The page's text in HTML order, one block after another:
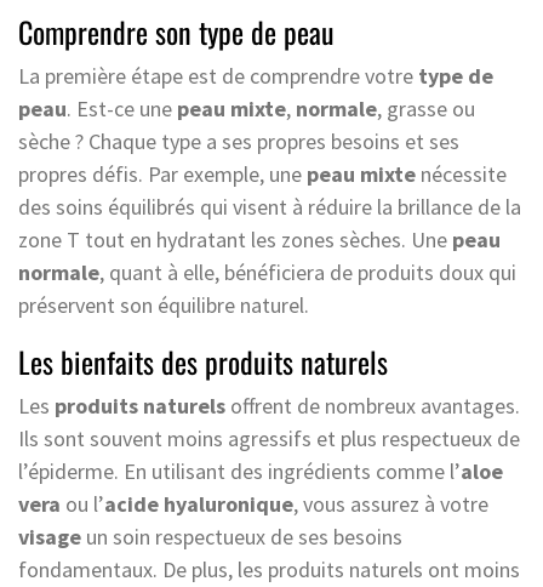
Comprendre son type de peau
La première étape est de comprendre votre type de
peau. Est-ce une peau mixte, normale, grasse ou
sèche ? Chaque type a ses propres besoins et ses
propres défis. Par exemple, une peau mixte nécessite
des soins équilibrés qui visent à réduire la brillance de la
zone T tout en hydratant les zones sèches. Une peau
normale, quant à elle, bénéficiera de produits doux qui
préservent son équilibre naturel.
Les bienfaits des produits naturels
Les produits naturels offrent de nombreux avantages.
Ils sont souvent moins agressifs et plus respectueux de
l’épiderme. En utilisant des ingrédients comme l’aloe
vera ou l’acide hyaluronique, vous assurez à votre
visage un soin respectueux de ses besoins
fondamentaux. De plus, les produits naturels ont moins